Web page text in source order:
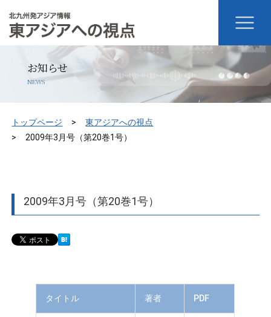
お知らせ
NEWS
トップページ
東アジアへの視点
2009年3月号（第20巻1号）
2009年3月号（第20巻1号）
タイトル 著者 PDF